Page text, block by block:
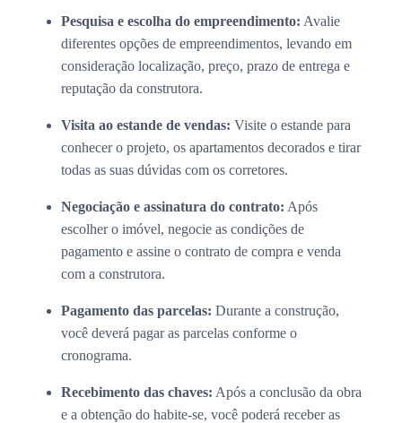
Pesquisa e escolha do empreendimento: Avalie
diferentes opções de empreendimentos, levando em
consideração localização, preço, prazo de entrega e
reputação da construtora.
Visita ao estande de vendas: Visite o estande para
conhecer o projeto, os apartamentos decorados e tirar
todas as suas dúvidas com os corretores.
Negociação e assinatura do contrato: Após
escolher o imóvel, negocie as condições de
pagamento e assine o contrato de compra e venda
com a construtora.
Pagamento das parcelas: Durante a construção,
você deverá pagar as parcelas conforme o
cronograma.
Recebimento das chaves: Após a conclusão da obra
e a obtenção do habite-se, você poderá receber as